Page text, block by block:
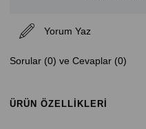
Yorum Yaz
Sorular (0) ve Cevaplar (0)
ÜRÜN ÖZELLIKLERI